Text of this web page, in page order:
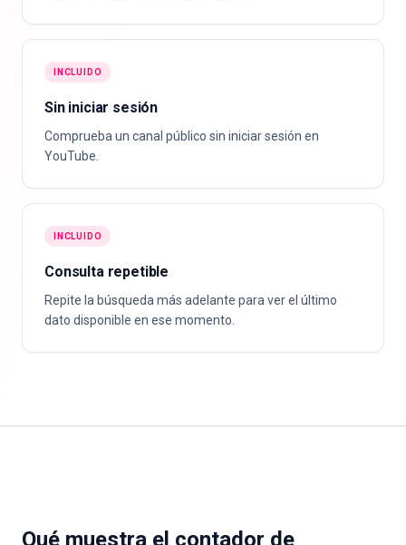
INCLUIDO
Sin iniciar sesión
Comprueba un canal público sin iniciar sesión en
YouTube.
INCLUIDO
Consulta repetible
Repite la búsqueda más adelante para ver el último
dato disponible en ese momento.
Qué muestra el contador de